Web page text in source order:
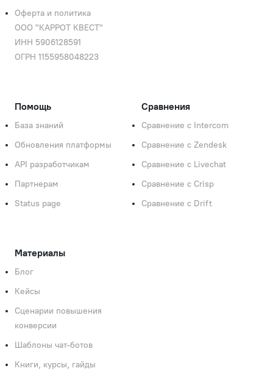
Помощь
База знаний
Обновления платформы
API разработчикам
Партнерам
Status page
Сравнения
Сравнение с Intercom
Сравнение с Zendesk
Сравнение с Livechat
Сравнение с Crisp
Сравнение с Drift
Материалы
Блог
Кейсы
Сценарии повышения
конверсии
Шаблоны чат-ботов
Книги, курсы, гайды
Оферта и политика
ООО "КАРРОТ КВЕСТ"
ИНН 5906128591
ОГРН 1155958048223